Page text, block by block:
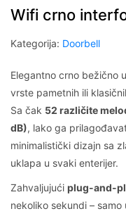
Wifi crno
Kategorija: Doorbell
Elegantno crno bežično
vrste pametnih ili
Sa čak 52 različite
dB), lako ga
minimalistički dizajn sa
uklapa u svaki enterijer.
Zahvaljujući plug-and-
nekoliko sekundi –